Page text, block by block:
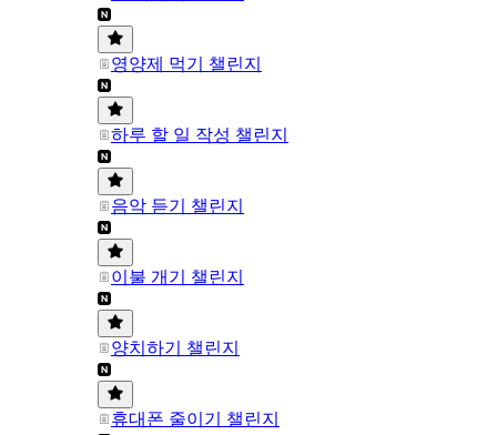
영양제 먹기 챌린지
하루 할 일 작성 챌린지
음악 듣기 챌린지
이불 개기 챌린지
양치하기 챌린지
휴대폰 줄이기 챌린지